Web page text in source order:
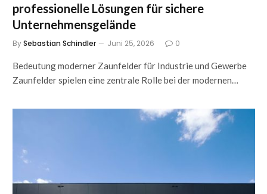
professionelle Lösungen für sichere
Unternehmensgelände
BySebastian Schindler Juni 25, 2026 0
Bedeutung moderner Zaunfelder für Industrie und Gewerbe
Zaunfelder spielen eine zentrale Rolle bei der modernen…